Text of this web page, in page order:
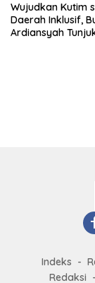
Wujudkan Kutim
Daerah Inklusif,
Ardiansyah
Indeks
Redaksi